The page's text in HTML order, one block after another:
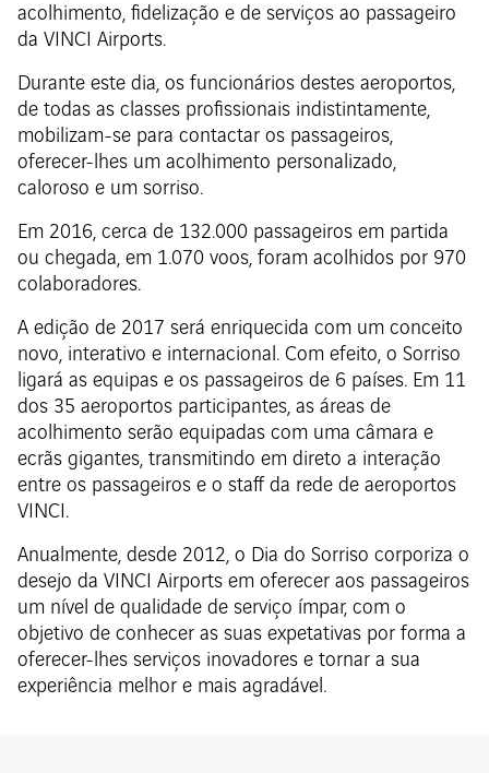
acolhimento, fidelização e de serviços ao passageiro
da VINCI Airports.
Durante este dia, os funcionários destes aeroportos,
de todas as classes profissionais indistintamente,
mobilizam-se para contactar os passageiros,
oferecer-lhes um acolhimento personalizado,
caloroso e um sorriso.
Em 2016, cerca de 132.000 passageiros em partida
ou chegada, em 1.070 voos, foram acolhidos por 970
colaboradores.
A edição de 2017 será enriquecida com um conceito
novo, interativo e internacional. Com efeito, o Sorriso
ligará as equipas e os passageiros de 6 países. Em 11
dos 35 aeroportos participantes, as áreas de
acolhimento serão equipadas com uma câmara e
ecrãs gigantes, transmitindo em direto a interação
entre os passageiros e o staff da rede de aeroportos
VINCI.
Anualmente, desde 2012, o Dia do Sorriso corporiza o
desejo da VINCI Airports em oferecer aos passageiros
um nível de qualidade de serviço ímpar, com o
objetivo de conhecer as suas expetativas por forma a
oferecer-lhes serviços inovadores e tornar a sua
experiência melhor e mais agradável.